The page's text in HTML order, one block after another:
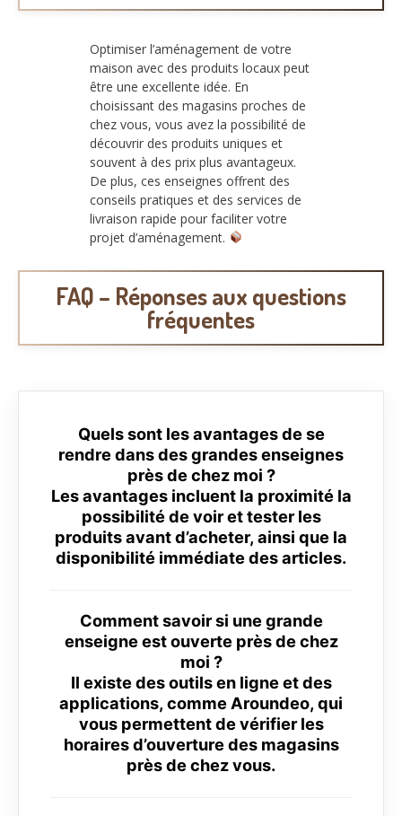
Optimiser l’aménagement de votre
maison avec des produits locaux peut
être une excellente idée. En
choisissant des magasins proches de
chez vous, vous avez la possibilité de
découvrir des produits uniques et
souvent à des prix plus avantageux.
De plus, ces enseignes offrent des
conseils pratiques et des services de
livraison rapide pour faciliter votre
projet d’aménagement.
FAQ – Réponses aux questions
fréquentes
Quels sont les avantages de se
rendre dans des grandes enseignes
près de chez moi ?
Les avantages incluent la proximité la
possibilité de voir et tester les
produits avant d’acheter, ainsi que la
disponibilité immédiate des articles.
Comment savoir si une grande
enseigne est ouverte près de chez
moi ?
Il existe des outils en ligne et des
applications, comme Aroundeo, qui
vous permettent de vérifier les
horaires d’ouverture des magasins
près de chez vous.